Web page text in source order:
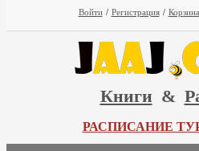
Войти / Регистрация / Корзина
Книги &
РАСПИСАНИЕ